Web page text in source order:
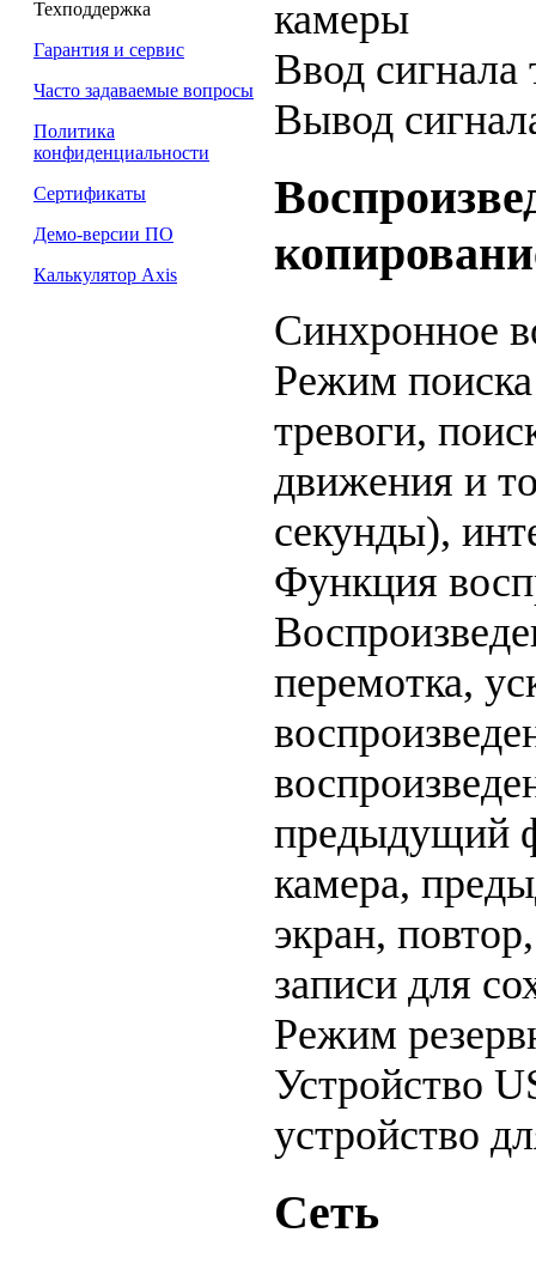
Техподдержка
Гарантия и сервис
Часто задаваемые вопросы
Политика
конфиденциальности
Сертификаты
Демо-версии ПО
Калькулятор Axis
камеры
Ввод сигнала
Вывод
Синхронное
Режим
тревоги,
движения и
секунды),
Функция
перемотка,
предыдущий
камера,
экран,
записи для
Режим
Устройство
устройство
Сеть